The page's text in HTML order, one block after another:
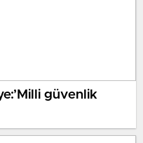
güvenlik